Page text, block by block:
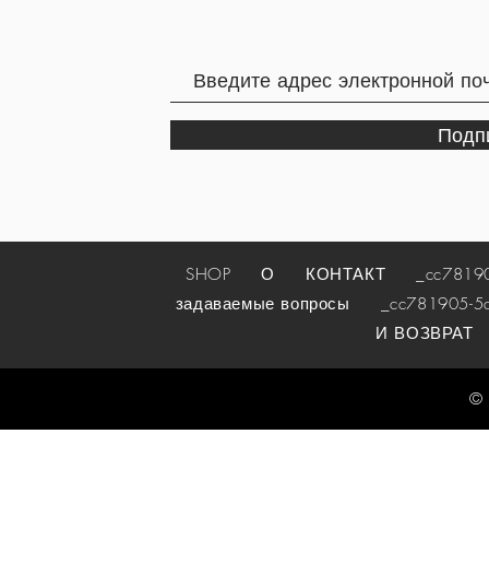
SHOP О КОНТАКТ
задаваемые вопросы _cc781905-
И ВОЗВРАТ
©